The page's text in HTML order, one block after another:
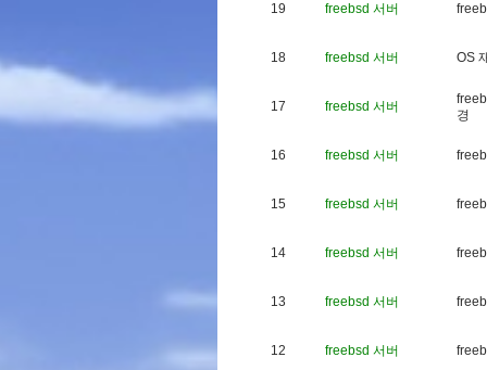
19 freebsd 서버 freeb
18 freebsd 서버 OS
17 freebsd 서버 freeb
경
16 freebsd 서버 freeb
15 freebsd 서버 freeb
14 freebsd 서버 freeb
13 freebsd 서버 freeb
12 freebsd 서버 freeb